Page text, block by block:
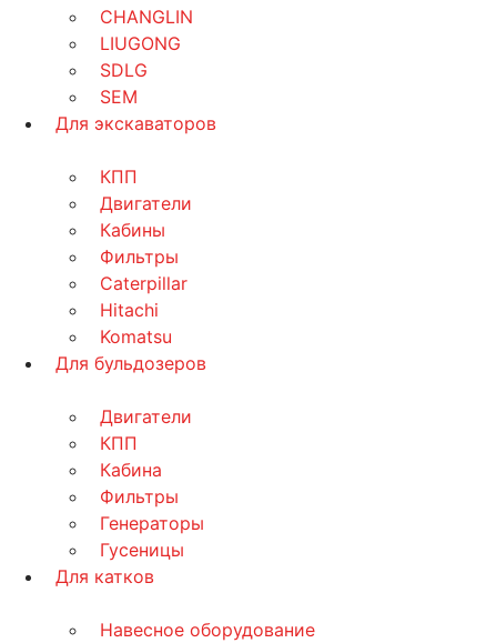
CHANGLIN
LIUGONG
SDLG
SEM
Для экскаваторов
КПП
Двигатели
Кабины
Фильтры
Caterpillar
Hitachi
Komatsu
Для бульдозеров
Двигатели
КПП
Кабина
Фильтры
Генераторы
Гусеницы
Для катков
Навесное оборудование